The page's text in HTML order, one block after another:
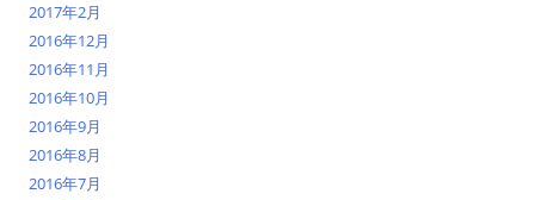
2017年2月
2016年12月
2016年11月
2016年10月
2016年9月
2016年8月
2016年7月